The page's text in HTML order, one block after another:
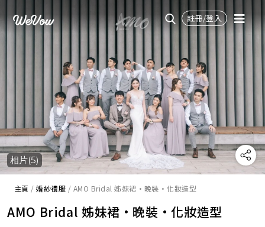
註冊/登入
相片(5)
主頁 /婚紗禮服 / AMO Bridal 姊妹裙·晚裝·化妝造型
AMO Bridal 姊妹裙·晚裝·化妝造型